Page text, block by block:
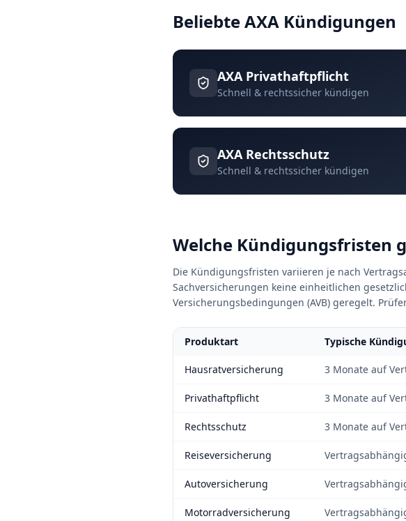
Beliebte AXA Kündigungen
AXA Privathaftpflicht
Schnell & rechtssicher kündigen
AXA Rechtsschutz
Schnell & rechtssicher kündigen
Welche Kündigungsfristen
Die Kündigungsfristen variieren je nach
Sachversicherungen keine einheitlichen
Versicherungsbedingungen (AVB) geregelt.
Produktart Typische
Hausratversicherung 3 Monate auf
Privathaftpflicht 3 Monate auf
Rechtsschutz 3 Monate auf
Reiseversicherung
Autoversicherung
Motorradversicherung